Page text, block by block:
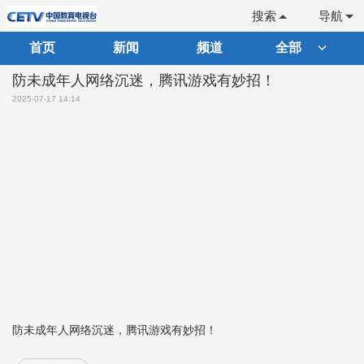
导航
搜索
首页 新闻 频道 全部
防未成年人网络沉迷，腾讯游戏有妙招！
2025-07-17 14:14
防未成年人网络沉迷，腾讯游戏有妙招！